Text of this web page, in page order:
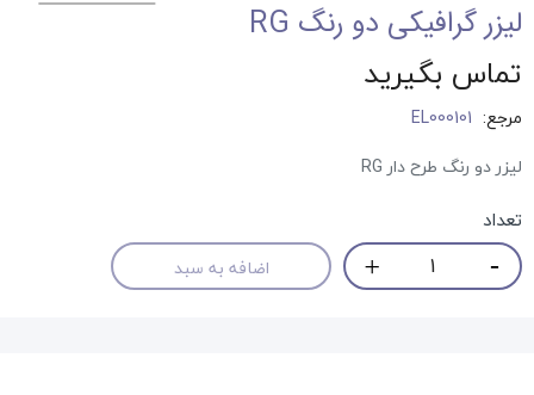
لیزر گرافیکی دو رنگ RG
تماس بگیرید
مرجع: EL000101
لیزر دو رنگ طرح دار RG
تعداد
اضافه به سبد